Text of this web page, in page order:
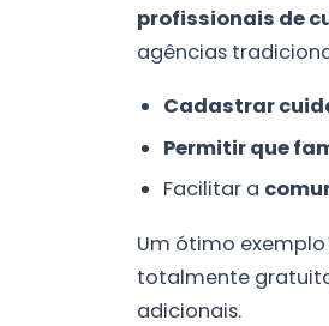
profissionais de
agências
Cadastrar
Permitir que
Facilitar a
Um ótimo exemplo
totalmente
adicionais.